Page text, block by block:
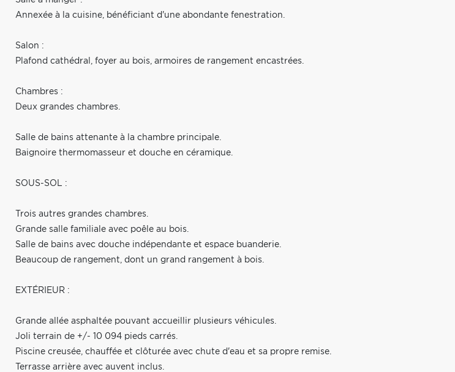
Annexée à la cuisine, bénéficiant d'une abondante fenestration.
Salon :
Plafond cathédral, foyer au bois, armoires de rangement encastrées.
Chambres :
Deux grandes chambres.
Salle de bains attenante à la chambre principale.
Baignoire thermomasseur et douche en céramique.
SOUS-SOL :
Trois autres grandes chambres.
Grande salle familiale avec poêle au bois.
Salle de bains avec douche indépendante et espace buanderie.
Beaucoup de rangement, dont un grand rangement à bois.
EXTÉRIEUR :
Grande allée asphaltée pouvant accueillir plusieurs véhicules.
Joli terrain de +/- 10 094 pieds carrés.
Piscine creusée, chauffée et clôturée avec chute d'eau et sa propre remise.
Terrasse arrière avec auvent inclus.